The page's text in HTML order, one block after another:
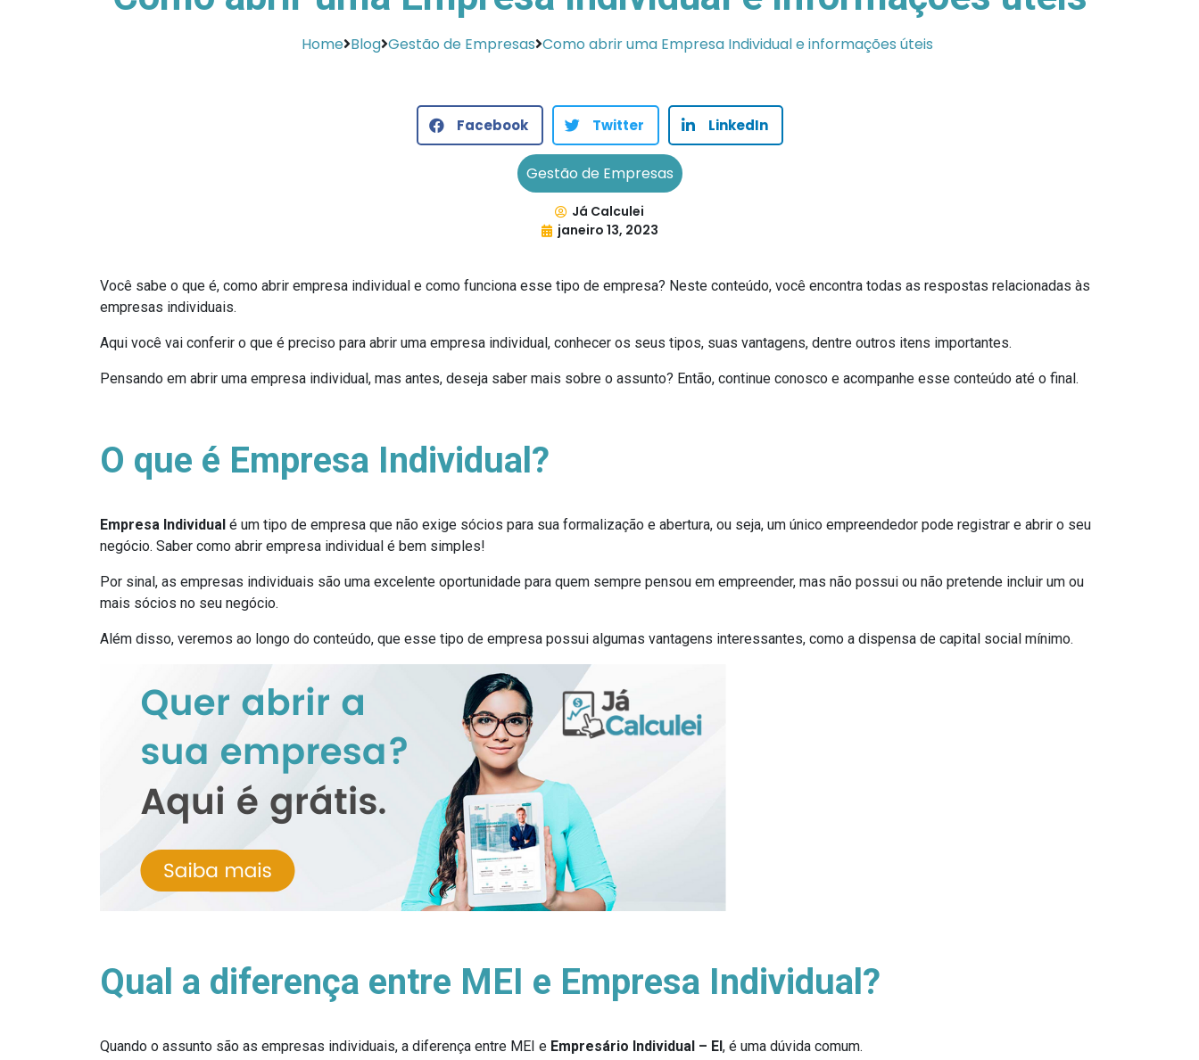
Home Blog Gestão de Empresas Como abrir uma Empresa Individual e informações úteis
Facebook Twitter LinkedIn
Gestão de Empresas
Já Calculei
janeiro 13, 2023
Você sabe o que é, como abrir empresa individual e como funciona esse tipo de empresa? Neste conteúdo, você encontra todas as respostas relacionadas às
empresas individuais.
Aqui você vai conferir o que é preciso para abrir uma empresa individual, conhecer os seus tipos, suas vantagens, dentre outros itens importantes.
Pensando em abrir uma empresa individual, mas antes, deseja saber mais sobre o assunto? Então, continue conosco e acompanhe esse conteúdo até o final.
O que é Empresa Individual?
Empresa Individual é um tipo de empresa que não exige sócios para sua formalização e abertura, ou seja, um único empreendedor pode registrar e abrir o seu
negócio. Saber como abrir empresa individual é bem simples!
Por sinal, as empresas individuais são uma excelente oportunidade para quem sempre pensou em empreender, mas não possui ou não pretende incluir um ou
mais sócios no seu negócio.
Além disso, veremos ao longo do conteúdo, que esse tipo de empresa possui algumas vantagens interessantes, como a dispensa de capital social mínimo.
Qual a diferença entre MEI e Empresa Individual?
Quando o assunto são as empresas individuais, a diferença entre MEI e Empresário Individual – EI, é uma dúvida comum.